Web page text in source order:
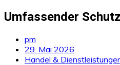
Umfassender
pm
29. Mai 2026
Handel &